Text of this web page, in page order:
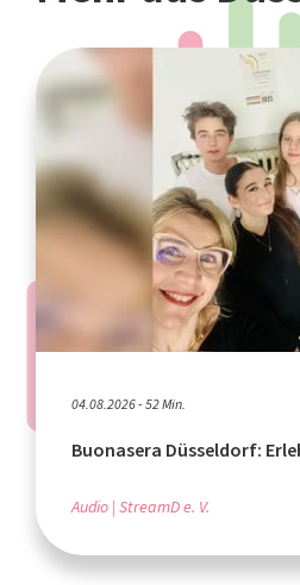
04.08.2026 - 52 Min.
Buonasera Düsseldorf:
Audio StreamD e. V.